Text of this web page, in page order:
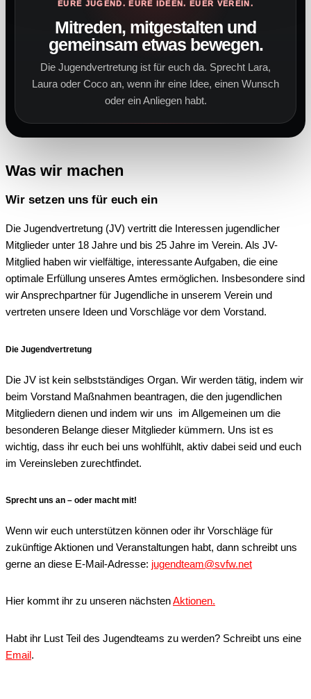
EURE JUGEND. EURE IDEEN. EUER VEREIN.
Mitreden, mitgestalten und
gemeinsam etwas bewegen.
Die Jugendvertretung ist für euch da. Sprecht Lara,
Laura oder Coco an, wenn ihr eine Idee, einen Wunsch
oder ein Anliegen habt.
Was wir machen
Wir setzen uns für euch ein
Die Jugendvertretung (JV) vertritt die Interessen jugendlicher
Mitglieder unter 18 Jahre und bis 25 Jahre im Verein. Als JV-
Mitglied haben wir vielfältige, interessante Aufgaben, die eine
optimale Erfüllung unseres Amtes ermöglichen. Insbesondere sind
wir Ansprechpartner für Jugendliche in unserem Verein und
vertreten unsere Ideen und Vorschläge vor dem Vorstand.
Die Jugendvertretung
Die JV ist kein selbstständiges Organ. Wir werden tätig, indem wir
beim Vorstand Maßnahmen beantragen, die den jugendlichen
Mitgliedern dienen und indem wir uns im Allgemeinen um die
besonderen Belange dieser Mitglieder kümmern. Uns ist es
wichtig, dass ihr euch bei uns wohlfühlt, aktiv dabei seid und euch
im Vereinsleben zurechtfindet.
Sprecht uns an – oder macht mit!
Wenn wir euch unterstützen können oder ihr Vorschläge für
zukünftige Aktionen und Veranstaltungen habt, dann schreibt uns
gerne an diese E-Mail-Adresse: jugendteam@svfw.net
Hier kommt ihr zu unseren nächstenAktionen.
Habt ihr Lust Teil des Jugendteams zu werden? Schreibt uns eine
Email.